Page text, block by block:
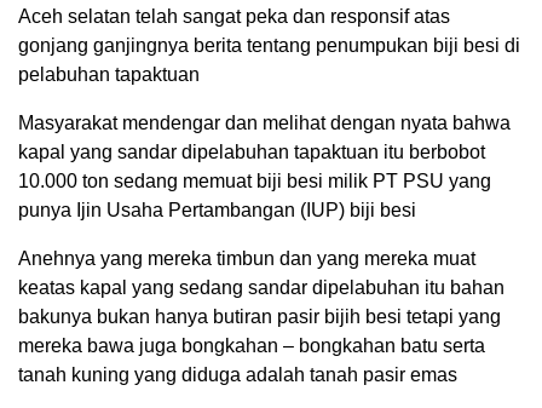
Aceh selatan telah sangat peka dan responsif atas
gonjang ganjingnya berita tentang penumpukan biji besi di
pelabuhan tapaktuan
Masyarakat mendengar dan melihat dengan nyata bahwa
kapal yang sandar dipelabuhan tapaktuan itu berbobot
10.000 ton sedang memuat biji besi milik PT PSU yang
punya Ijin Usaha Pertambangan (IUP) biji besi
Anehnya yang mereka timbun dan yang mereka muat
keatas kapal yang sedang sandar dipelabuhan itu bahan
bakunya bukan hanya butiran pasir bijih besi tetapi yang
mereka bawa juga bongkahan – bongkahan batu serta
tanah kuning yang diduga adalah tanah pasir emas